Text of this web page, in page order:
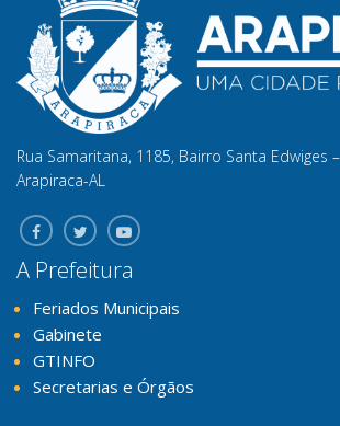
Rua Samaritana, 1185, Bairro Santa Edwiges
Arapiraca-AL
A Prefeitura
Feriados Municipais
Gabinete
GTINFO
Secretarias e Órgãos